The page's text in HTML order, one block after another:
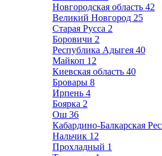
Новгородская область 42
Великий Новгород 25
Старая Русса 2
Боровичи 2
Республика Адыгея 40
Майкоп 12
Киевская область 40
Бровары 8
Ирпень 4
Боярка 2
Ош 36
Кабардино-Балкарская
Нальчик 12
Прохладный 1